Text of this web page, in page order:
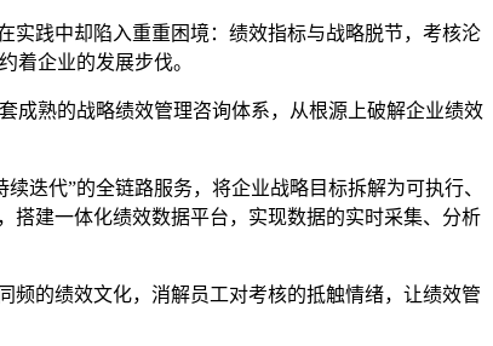
实践中却陷入重重困境：绩效指标与战略脱节，考核沦
企业的发展步伐。
成熟的战略绩效管理咨询体系，从根源上破解企业绩效
迭代”的全链路服务，将企业战略目标拆解为可执行、
搭建一体化绩效数据平台，实现数据的实时采集、分析
频的绩效文化，消解员工对考核的抵触情绪，让绩效管